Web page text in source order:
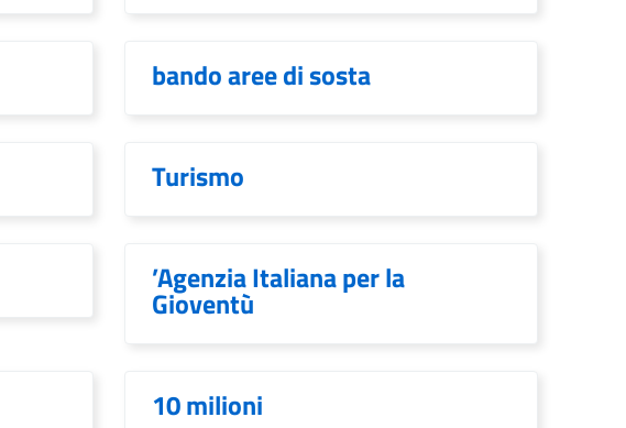
bando aree di sosta
Turismo
’Agenzia Italiana per la
Gioventù
10 milioni